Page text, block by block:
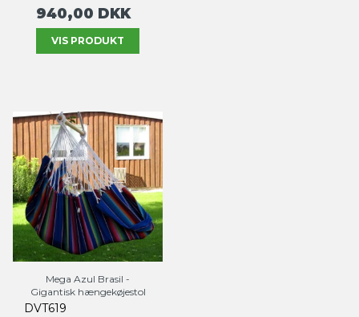
940,00 DKK
VIS PRODUKT
Mega Azul Brasil -
Gigantisk hængekøjestol
DVT619